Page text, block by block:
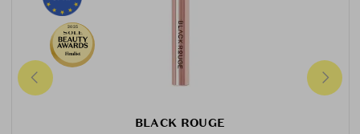
2025
Finalist
BLACK ROUGE